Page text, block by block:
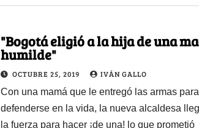
"Bogotá eligió a la hija de una
humilde"
OCTUBRE 25, 2019 IVÁN GALLO
Con una mamá que le entregó las armas para
defenderse en la vida, la nueva alcaldesa
la fuerza para hacer ¡de una! lo que prometió